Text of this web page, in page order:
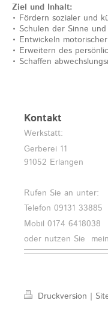
Ziel und Inhalt:
• Fördern sozialer und
• Schulen der Sinne
• Entwickeln
• Erweitern des
• Schaffen
Kontakt
Werkstatt:
Gerberei 11
91052 Erlangen
Rufen Sie an unter:
Telefon 09131 33885
Mobil 0174 6418038
oder nutzen Sie
Druckversion |